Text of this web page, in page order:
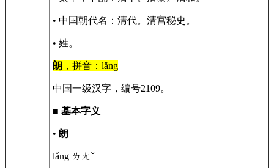
• 中国朝代名：清代。清宫秘史。
• 姓。
朗 ，拼音：lǎng
中国一级汉字，编号2109。
■ 基本字义
• 朗
lǎng ㄌㄤˇ